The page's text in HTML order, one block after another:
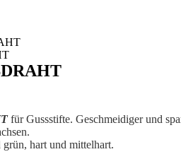
für Gussstifte. Geschmeidiger und
hart und mittelhart.